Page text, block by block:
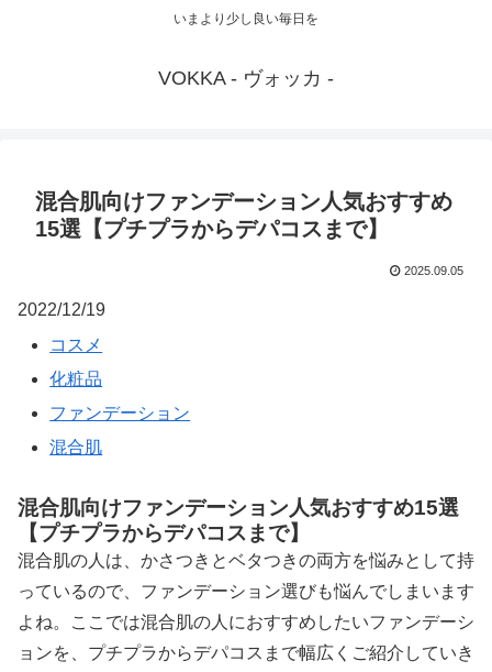
いまより少し良い毎日を
VOKKA - ヴォッカ -
混合肌向けファンデーション人気おすすめ
15選【プチプラからデパコスまで】
2025.09.05
2022/12/19
コスメ
化粧品
ファンデーション
混合肌
混合肌向けファンデーション人気おすすめ15選
【プチプラからデパコスまで】
混合肌の人は、かさつきとベタつきの両方を悩みとして持
っているので、ファンデーション選びも悩んでしまいます
よね。ここでは混合肌の人におすすめしたいファンデーシ
ョンを、プチプラからデパコスまで幅広くご紹介していき